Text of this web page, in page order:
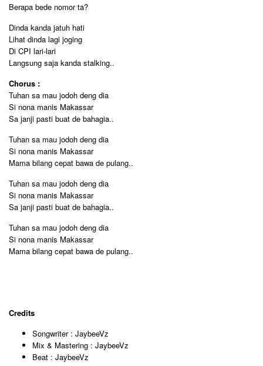
Berapa bede nomor ta?
Dinda kanda jatuh hati
Lihat dinda lagi joging
Di CPI lari-lari
Langsung saja kanda stalking..
Chorus :
Tuhan sa mau jodoh deng dia
Si nona manis Makassar
Sa janji pasti buat de bahagia..
Tuhan sa mau jodoh deng dia
Si nona manis Makassar
Mama bilang cepat bawa de pulang..
Tuhan sa mau jodoh deng dia
Si nona manis Makassar
Sa janji pasti buat de bahagia..
Tuhan sa mau jodoh deng dia
Si nona manis Makassar
Mama bilang cepat bawa de pulang..
Credits
Songwriter : JaybeeVz
Mix & Mastering : JaybeeVz
Beat : JaybeeVz